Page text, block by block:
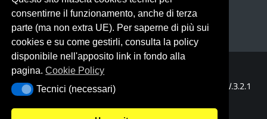
Dichiarazione di accessibilità
Portale realizzato con la piattaforma
Template Italia configurato sul tema accessibile
V.3.2.1
(Alioth)
consentirne il funzionamento, anche di terza
parte (ma non extra UE). Per saperne di più sui
cookies e su come gestirli, consulta la policy
disponibile nell'apposito link in fondo alla
pagina.Cookie Policy
Tecnici (necessari)
Tecnici (necessari)